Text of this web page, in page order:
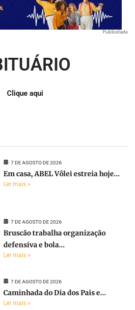
Publicidade
Clique aqui
7 DE AGOSTO DE 2026
Em casa, ABEL Vôlei estreia hoje...
Ler mais »
7 DE AGOSTO DE 2026
Bruscão trabalha organização
defensiva e bola...
Ler mais »
7 DE AGOSTO DE 2026
Caminhada do Dia dos Pais e...
Ler mais »